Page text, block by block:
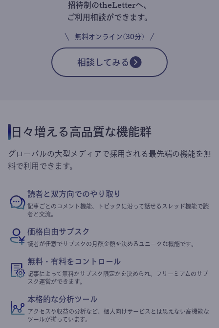
招待制のtheLetterへ、
ご利用相談ができます。
無料オンライン(30分)
相談してみる
日々増える高品質な機能群
グローバルの大型メディアで採用される最先端の機能を無
料で利用できます。
読者と双方向でのやり取り
記事ごとのコメント機能、トピックに沿って話せるスレッド機能で読
者と交流。
価格自由サブスク
読者が任意でサブスクの月額金額を決めるユニークな機能です。
無料・有料をコントロール
記事によって無料かサブスク限定かを決められ、フリーミアムのサブ
スク運営ができます。
本格的な分析ツール
アクセスや収益の分析など、個人向けサービスとは思えない高機能な
ツールが揃っています。